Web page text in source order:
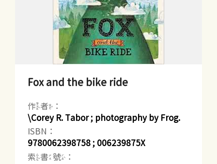
Fox and the bike ride
作者：
\Corey R. Tabor ; photography by Frog.
ISBN：
9780062398758 ; 006239875X
索書號：